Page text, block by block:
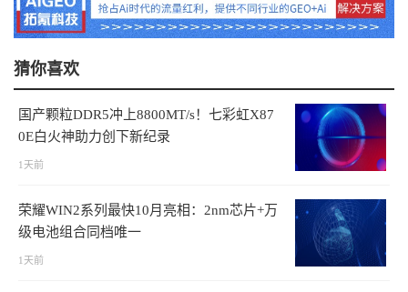
猜你喜欢
国产颗粒DDR5冲上8800MT/s！七彩虹X87
0E白火神助力创下新纪录
1天前
荣耀WIN2系列最快10月亮相：2nm芯片+万
级电池组合同档唯一
1天前